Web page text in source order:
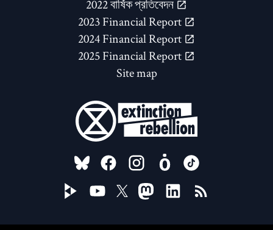
2022 বার্ষিক প্রতিবেদন
2023 Financial Report
2024 Financial Report
2025 Financial Report
Site map
FOLLOW US ON